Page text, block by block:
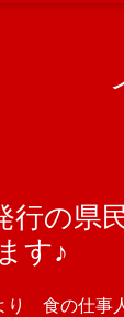
行の県
す♪
食の仕事